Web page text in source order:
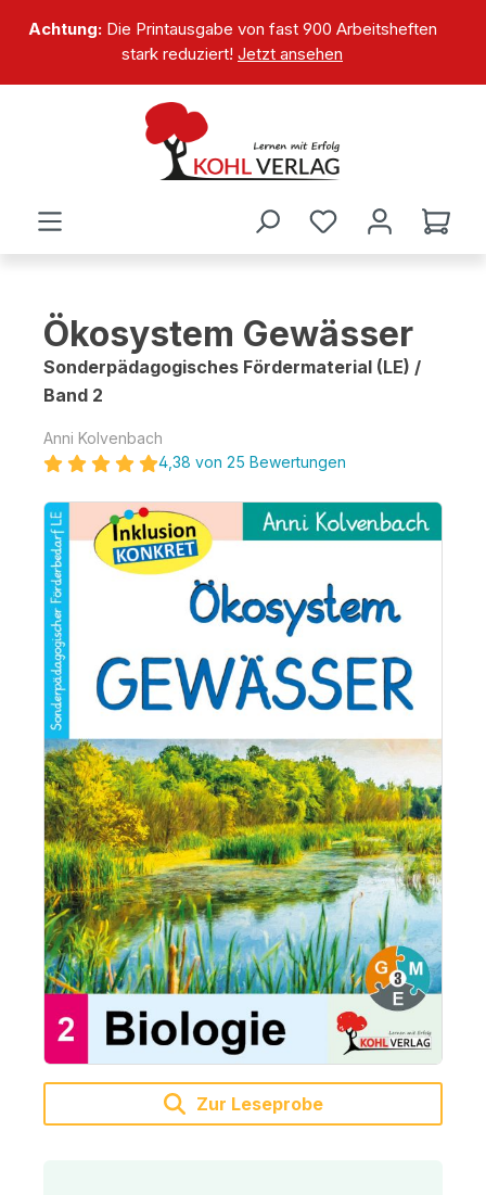
springen
Achtung:Die Printausgabe von fast 900 Arbeitsheften
stark reduziert! Jetzt ansehen
Ökosystem Gewässer
Sonderpädagogisches Fördermaterial (LE) /
Band 2
Anni Kolvenbach
4,38 von 25 Bewertungen
Bildergalerie überspringen
Zur Leseprobe